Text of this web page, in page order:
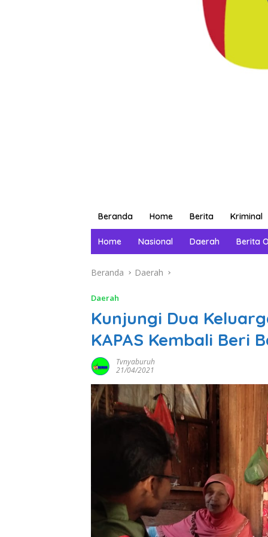
Beranda Home Berita Kriminal
Home Nasional Daerah Berita
Beranda Daerah
Daerah
Kunjungi Dua
KAPAS Kembali Beri
Tvnyaburuh
21/04/2021